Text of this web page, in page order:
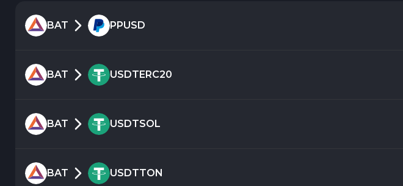
BAT PPUSD
BAT USDTERC20
BAT USDTSOL
BAT USDTTON